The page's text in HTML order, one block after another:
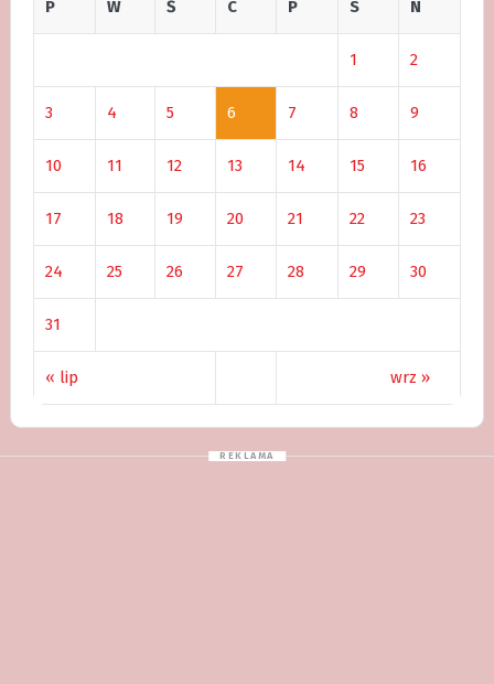
P W Ś C P S N
« lip wrz »
1 2
3 4 5 6 7 8 9
10 11 12 13 14 15 16
17 18 19 20 21 22 23
24 25 26 27 28 29 30
31